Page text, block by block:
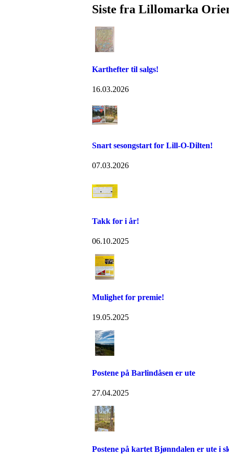
Siste fra Lillomarka
Karthefter til salgs!
16.03.2026
Snart sesongstart for Lill-O-Dilten!
07.03.2026
Takk for i år!
06.10.2025
Mulighet for premie!
19.05.2025
Postene på Barlindåsen er ute
27.04.2025
Postene på kartet Bjønndalen er ute i